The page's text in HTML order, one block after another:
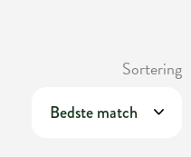
Sortering